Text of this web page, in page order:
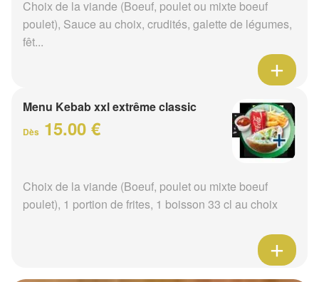
Choix de la viande (Boeuf, poulet ou mixte boeuf
poulet), Sauce au choix, crudités, galette de légumes,
fêt...
Menu Kebab xxl extrême classic
Dès 15.00 €
Choix de la viande (Boeuf, poulet ou mixte boeuf
poulet), 1 portion de frites, 1 boisson 33 cl au choix